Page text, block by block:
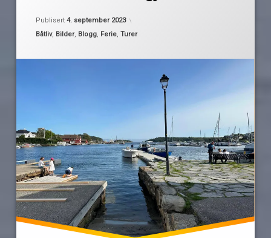
Publisert4. september 2023
Kategorier:
Båtliv, Bilder, Blogg, Ferie,Turer
impregnering
nedbør